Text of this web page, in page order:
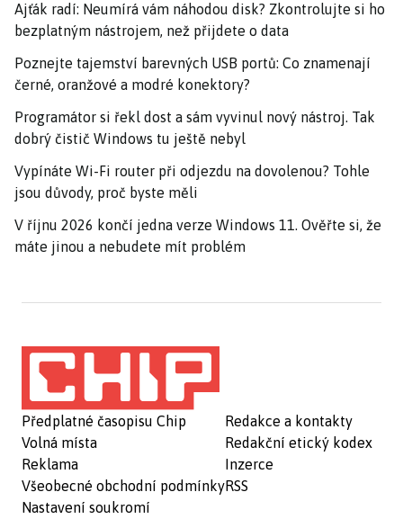
Ajťák radí: Neumírá vám náhodou disk? Zkontrolujte si ho
bezplatným nástrojem, než přijdete o data
Poznejte tajemství barevných USB portů: Co znamenají
černé, oranžové a modré konektory?
Programátor si řekl dost a sám vyvinul nový nástroj. Tak
dobrý čistič Windows tu ještě nebyl
Vypínáte Wi-Fi router při odjezdu na dovolenou? Tohle
jsou důvody, proč byste měli
V říjnu 2026 končí jedna verze Windows 11. Ověřte si, že
máte jinou a nebudete mít problém
Předplatné časopisu Chip
Volná místa
Reklama
Všeobecné obchodní podmínky
Nastavení soukromí
Redakce a kontakty
Redakční etický kodex
Inzerce
RSS